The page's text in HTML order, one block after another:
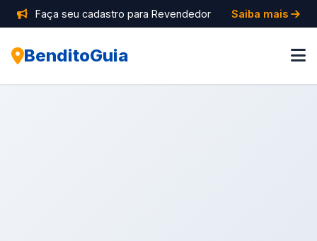
Faça seu cadastro para Revendedor Saiba mais
BenditoGuia